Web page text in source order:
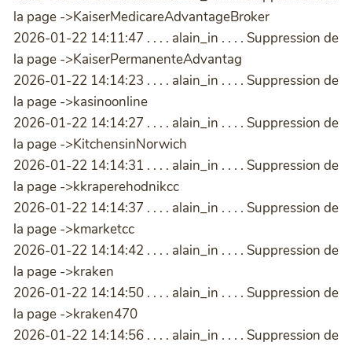
la page ->KaiserMedicareAdvantageBroker
2026-01-22 14:11:47 . . . . alain_in . . . . Suppression de
la page ->KaiserPermanenteAdvantag
2026-01-22 14:14:23 . . . . alain_in . . . . Suppression de
la page ->kasinoonline
2026-01-22 14:14:27 . . . . alain_in . . . . Suppression de
la page ->KitchensinNorwich
2026-01-22 14:14:31 . . . . alain_in . . . . Suppression de
la page ->kkraperehodnikcc
2026-01-22 14:14:37 . . . . alain_in . . . . Suppression de
la page ->kmarketcc
2026-01-22 14:14:42 . . . . alain_in . . . . Suppression de
la page ->kraken
2026-01-22 14:14:50 . . . . alain_in . . . . Suppression de
la page ->kraken470
2026-01-22 14:14:56 . . . . alain_in . . . . Suppression de